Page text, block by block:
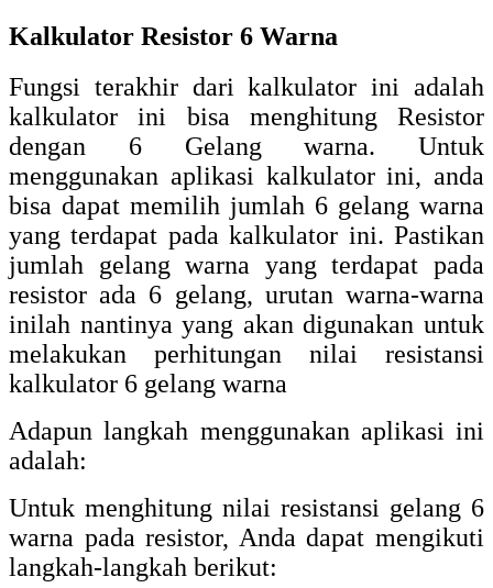
Kalkulator Resistor 6 Warna
Fungsi terakhir dari kalkulator ini adalah
kalkulator ini bisa menghitung Resistor
dengan 6 Gelang warna. Untuk
menggunakan aplikasi kalkulator ini, anda
bisa dapat memilih jumlah 6 gelang warna
yang terdapat pada kalkulator ini. Pastikan
jumlah gelang warna yang terdapat pada
resistor ada 6 gelang, urutan warna-warna
inilah nantinya yang akan digunakan untuk
melakukan perhitungan nilai resistansi
kalkulator 6 gelang warna
Adapun langkah menggunakan aplikasi ini
adalah:
Untuk menghitung nilai resistansi gelang 6
warna pada resistor, Anda dapat mengikuti
langkah-langkah berikut: